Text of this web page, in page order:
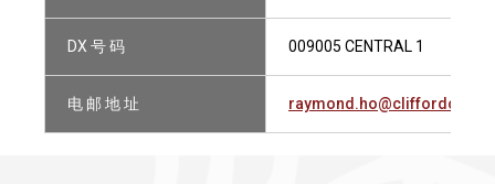
DX 号 码 009005 CENTRAL 1
电 邮 地 址